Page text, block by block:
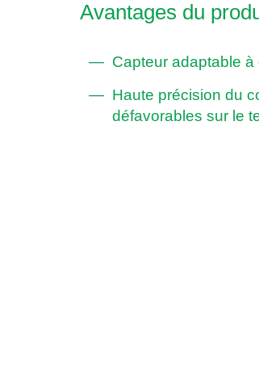
Avantages du
Capteur adaptable
Haute précision du
défavorables sur le